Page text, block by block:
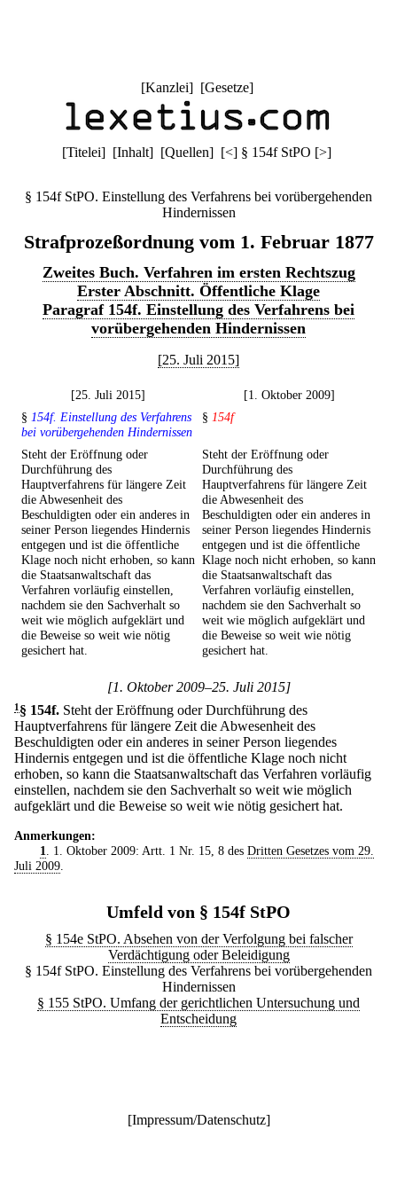
[Kanzlei] [Gesetze]
[Titelei] [Inhalt] [Quellen] [<] § 154f StPO [>]
§ 154f StPO. Einstellung des Verfahrens bei vorübergehenden
Hindernissen
Strafprozeßordnung vom 1. Februar 1877
Zweites Buch. Verfahren im ersten Rechtszug
Erster Abschnitt. Öffentliche Klage
Paragraf 154f. Einstellung des Verfahrens bei
vorübergehenden Hindernissen
[25. Juli 2015]
[25. Juli 2015]
[1. Oktober 2009]
§ 154f. Einstellung des Verfahrens
bei vorübergehenden Hindernissen
§ 154f
Steht der Eröffnung oder
Durchführung des
Hauptverfahrens für längere Zeit
die Abwesenheit des
Beschuldigten oder ein anderes in
seiner Person liegendes Hindernis
entgegen und ist die öffentliche
Klage noch nicht erhoben, so kann
die Staatsanwaltschaft das
Verfahren vorläufig einstellen,
nachdem sie den Sachverhalt so
weit wie möglich aufgeklärt und
die Beweise so weit wie nötig
gesichert hat.
Steht der Eröffnung oder
Durchführung des
Hauptverfahrens für längere Zeit
die Abwesenheit des
Beschuldigten oder ein anderes in
seiner Person liegendes Hindernis
entgegen und ist die öffentliche
Klage noch nicht erhoben, so kann
die Staatsanwaltschaft das
Verfahren vorläufig einstellen,
nachdem sie den Sachverhalt so
weit wie möglich aufgeklärt und
die Beweise so weit wie nötig
gesichert hat.
[1. Oktober 2009–25. Juli 2015]
1§ 154f. Steht der Eröffnung oder Durchführung des
Hauptverfahrens für längere Zeit die Abwesenheit des
Beschuldigten oder ein anderes in seiner Person liegendes
Hindernis entgegen und ist die öffentliche Klage noch nicht
erhoben, so kann die Staatsanwaltschaft das Verfahren vorläufig
einstellen, nachdem sie den Sachverhalt so weit wie möglich
aufgeklärt und die Beweise so weit wie nötig gesichert hat.
Anmerkungen:
1. 1. Oktober 2009: Artt. 1 Nr. 15, 8 des Dritten Gesetzes vom 29.
Juli 2009.
Umfeld von § 154f StPO
§ 154e StPO. Absehen von der Verfolgung bei falscher
Verdächtigung oder Beleidigung
§ 154f StPO. Einstellung des Verfahrens bei vorübergehenden
Hindernissen
§ 155 StPO. Umfang der gerichtlichen Untersuchung und
Entscheidung
[Impressum/Datenschutz]